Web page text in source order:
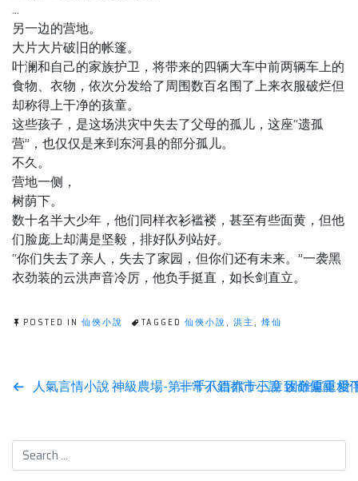
…
另一边的营地。
大片大片破旧的帐篷。
叶澜和自己的家族护卫，将带来的四辆大车中前两辆车上的
食物、衣物，依次分发给了周围数百名围了上来衣服破烂但
却称得上干净的孩童。
这些孩子，是这场洪灾中失去了父母的孤儿，这座“遗孤
营”，也仅仅是来到东河县的部分孤儿。
不久。
营地一侧，
树荫下。
数十名半大少年，他们同样衣衫褴褛，甚至有些面黄，但他
们脸庞上却满是坚毅，排好队列站好。
“你们失去了亲人，失去了家园，但你们还有未来。”一袭黑
衣劲装的云洪声音冷厉，他负手挺直，如长剑直立。
POSTED IN 仙俠小說 TAGGED 仙俠小說, 洪主, 烽仙
Post
人氣言情小說 神級農場-第一千八百六十三章 困難重重相
非常不錯都市小說 致命偏寵